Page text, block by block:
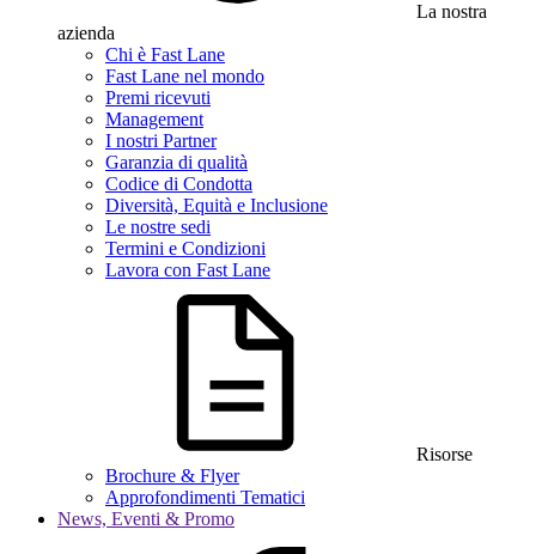
La nostra
azienda
Chi è Fast Lane
Fast Lane nel mondo
Premi ricevuti
Management
I nostri Partner
Garanzia di qualità
Codice di Condotta
Diversità, Equità e Inclusione
Le nostre sedi
Termini e Condizioni
Lavora con Fast Lane
Risorse
Brochure & Flyer
Approfondimenti Tematici
News, Eventi & Promo